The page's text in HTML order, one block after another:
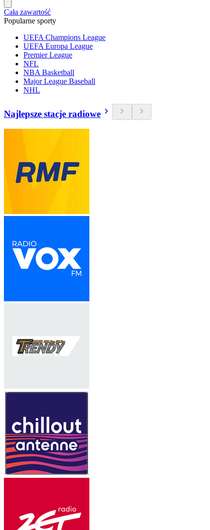
Cała zawartość
Popularne sporty
UEFA Champions League
UEFA Europa League
Premier League
NFL
NBA Basketball
Major League Baseball
NHL
Najlepsze stacje radiowe